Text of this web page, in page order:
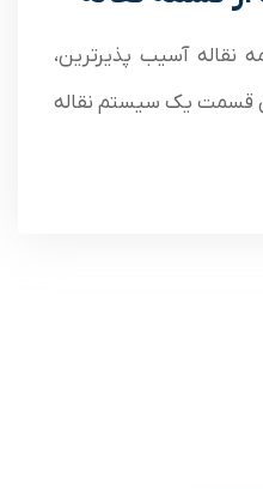
نقاله آسیب پذیرترین،
قسمت یک سیستم نقاله